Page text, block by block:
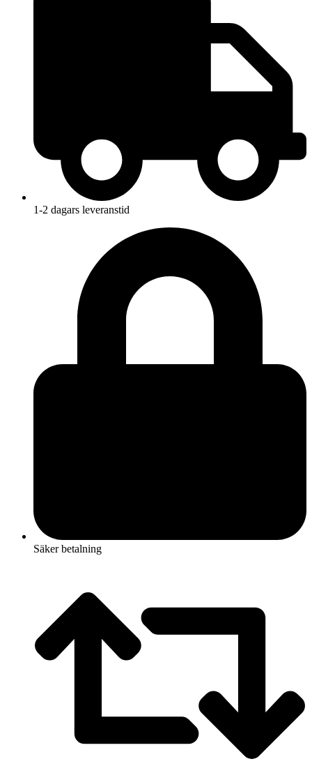
1-2 dagars leveranstid
Säker betalning